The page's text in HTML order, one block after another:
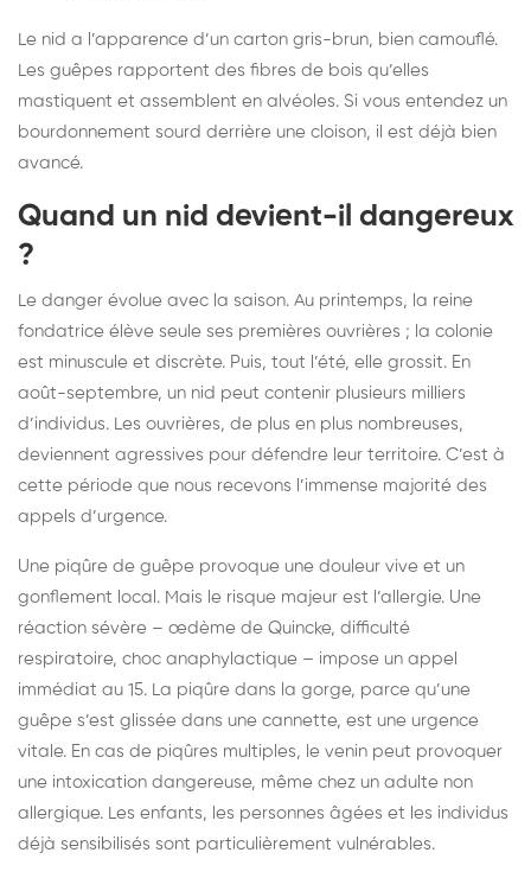
Le nid a l’apparence d’un carton gris-brun, bien camouflé.
Les guêpes rapportent des fibres de bois qu’elles
mastiquent et assemblent en alvéoles. Si vous entendez un
bourdonnement sourd derrière une cloison, il est déjà bien
avancé.
Quand un nid devient-il dangereux
?
Le danger évolue avec la saison. Au printemps, la reine
fondatrice élève seule ses premières ouvrières ; la colonie
est minuscule et discrète. Puis, tout l’été, elle grossit. En
août-septembre, un nid peut contenir plusieurs milliers
d’individus. Les ouvrières, de plus en plus nombreuses,
deviennent agressives pour défendre leur territoire. C’est à
cette période que nous recevons l’immense majorité des
appels d’urgence.
Une piqûre de guêpe provoque une douleur vive et un
gonflement local. Mais le risque majeur est l’allergie. Une
réaction sévère – œdème de Quincke, difficulté
respiratoire, choc anaphylactique – impose un appel
immédiat au 15. La piqûre dans la gorge, parce qu’une
guêpe s’est glissée dans une cannette, est une urgence
vitale. En cas de piqûres multiples, le venin peut provoquer
une intoxication dangereuse, même chez un adulte non
allergique. Les enfants, les personnes âgées et les individus
déjà sensibilisés sont particulièrement vulnérables.